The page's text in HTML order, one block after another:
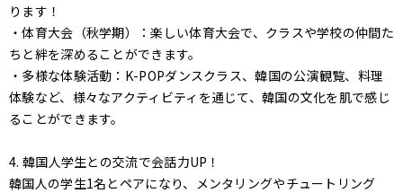
ります！
・体育大会（秋学期）：楽しい体育大会で、クラスや学校の仲間た
ちと絆を深めることができます。
・多様な体験活動：K-POPダンスクラス、韓国の公演観覧、料理
体験など、様々なアクティビティを通じて、韓国の文化を肌で感じ
ることができます。
4. 韓国人学生との交流で会話力UP！
韓国人の学生1名とペアになり、メンタリングやチュートリング